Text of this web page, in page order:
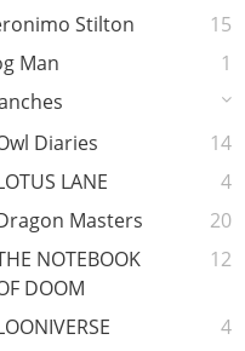
Stilton
15
Man
1
Diaries
14
LANE
4
Masters
20
NOTEBOOK
DOOM
12
4